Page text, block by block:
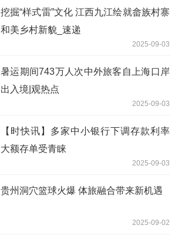
挖掘“样式雷”文化 江西九江绘就畲族村寨
和美乡村新貌_速递
2025-09-03
暑运期间743万人次中外旅客自上海口岸
出入境|观热点
2025-09-03
【时快讯】多家中小银行下调存款利率
大额存单受青睐
2025-09-03
贵州洞穴篮球火爆 体旅融合带来新机遇
2025-09-02